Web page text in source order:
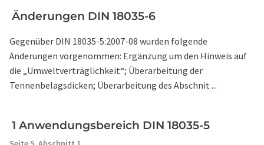
Änderungen DIN 18035-6
Gegenüber DIN 18035-5:2007-08 wurden folgende
Änderungen vorgenommen: Ergänzung um den Hinweis auf
die „Umweltverträglichkeit“; Überarbeitung der
Tennenbelagsdicken; Überarbeitung des Abschnit ...
1 Anwendungsbereich DIN 18035-5